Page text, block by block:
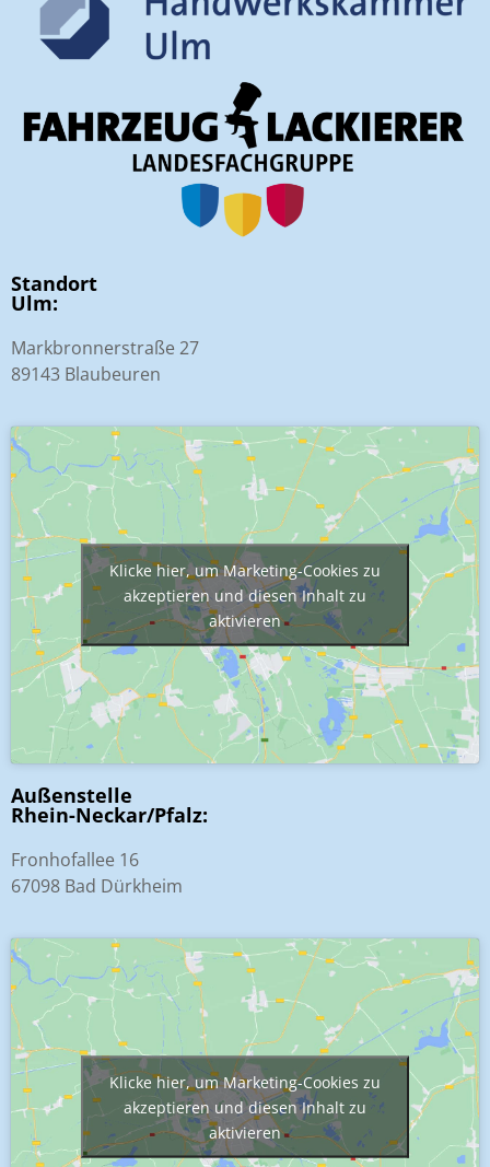
Standort
Ulm:
Markbronnerstraße 27
89143 Blaubeuren
Klicke hier, um Marketing-Cookies zu
akzeptieren und diesen Inhalt zu
aktivieren
Außenstelle
Rhein-Neckar/Pfalz:
Fronhofallee 16
67098 Bad Dürkheim
Klicke hier, um Marketing-Cookies zu
akzeptieren und diesen Inhalt zu
aktivieren